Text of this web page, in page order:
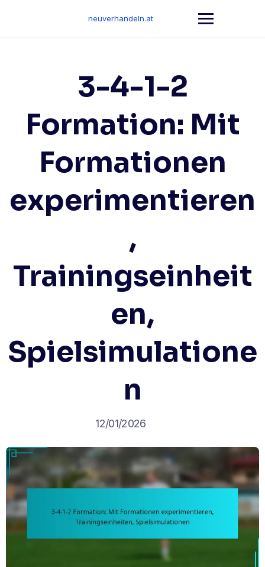
neuverhandeln.at
3-4-1-2
Formation: Mit
Formationen
experimentieren
,
Trainingseinheit
en,
Spielsimulatione
n
12/01/2026